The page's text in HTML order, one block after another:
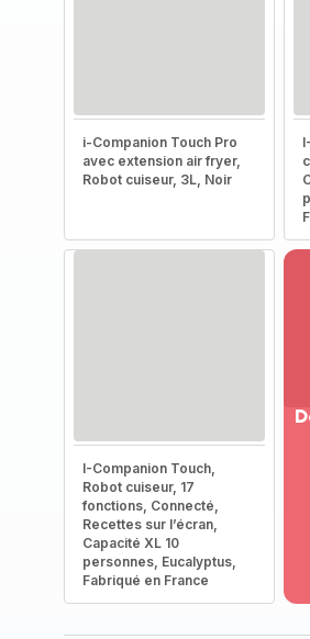
i-Companion Touch Pro
avec extension air fryer,
Robot cuiseur, 3L, Noir
I-Companion Touch,
Robot cuiseur, 17
fonctions, Connecté,
Recettes sur l’écran,
Capacité XL 10
personnes, Eucalyptus,
Fabriqué en France